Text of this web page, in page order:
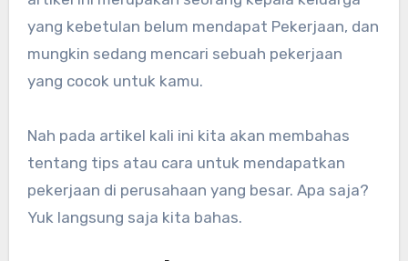
yang kebetulan belum mendapat Pekerjaan, dan
mungkin sedang mencari sebuah pekerjaan
yang cocok untuk kamu.
Nah pada artikel kali ini kita akan membahas
tentang tips atau cara untuk mendapatkan
pekerjaan di perusahaan yang besar. Apa saja?
Yuk langsung saja kita bahas.